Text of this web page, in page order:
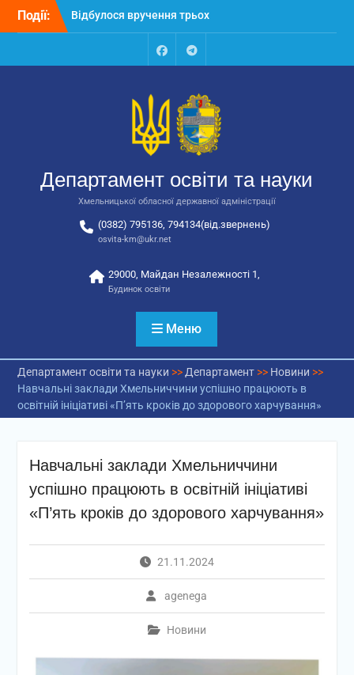
Перейти
Події:
Відбулося засідання
колегії Департаменту
освіти та науки обласної
державної адміністрації
відповідальних за
національно-патріотичне
автобусів для потреб
закладів освіти
FacebookTalegram
Департамент освіти та науки
Хмельницької обласної державної адміністрації
(0382) 795136, 794134(від.звернень)
osvita-km@ukr.net
29000, Майдан Незалежності 1,
Будинок освіти
Меню
Департамент освіти та науки >> Департамент>> Новини >>
Навчальні заклади Хмельниччини успішно працюють в
освітній ініціативі «П’ять кроків до здорового харчування»
Навчальні заклади Хмельниччини
успішно працюють в освітній ініціативі
«П’ять кроків до здорового харчування»
21.11.2024
agenega
Новини